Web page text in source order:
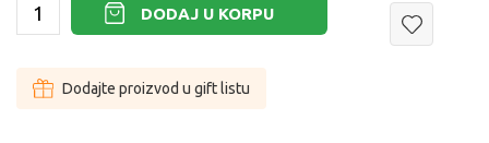
DODAJ U KORPU
Dodajte proizvod u gift listu